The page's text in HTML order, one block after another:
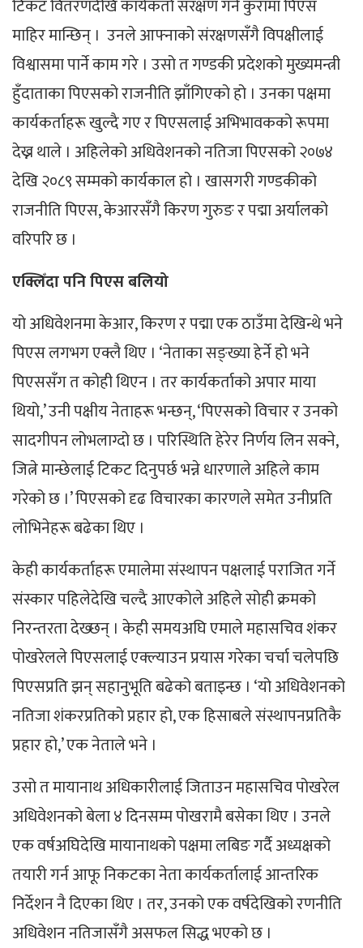
टिकट वितरणदेखि कार्यकर्ता संरक्षण गर्ने कुरामा पिएस
माहिर मान्छिन् । उनले आफ्नाको संरक्षणसँगै विपक्षीलाई
विश्वासमा पार्ने काम गरे । उसो त गण्डकी प्रदेशको मुख्यमन्त्री
हुँदाताका पिएसको राजनीति झाँगिएको हो । उनका पक्षमा
कार्यकर्ताहरू खुल्दै गए र पिएसलाई अभिभावकको रूपमा
देख्न थाले । अहिलेको अधिवेशनको नतिजा पिएसको २०७४
देखि २०८९ सम्मको कार्यकाल हो । खासगरी गण्डकीको
राजनीति पिएस, केआरसँगै किरण गुरुङ र पद्मा अर्यालको
वरिपरि छ ।
एक्लिँदा पनि पिएस बलियो
यो अधिवेशनमा केआर, किरण र पद्मा एक ठाउँमा देखिन्थे भने
पिएस लगभग एक्लै थिए । ‘नेताका सङ्ख्या हेर्ने हो भने
पिएससँग त कोही थिएन । तर कार्यकर्ताको अपार माया
थियो,’ उनी पक्षीय नेताहरू भन्छन्, ‘पिएसको विचार र उनको
सादगीपन लोभलाग्दो छ । परिस्थिति हेरेर निर्णय लिन सक्ने,
जित्ने मान्छेलाई टिकट दिनुपर्छ भन्ने धारणाले अहिले काम
गरेको छ ।’ पिएसको दृढ विचारका कारणले समेत उनीप्रति
लोभिनेहरू बढेका थिए ।
केही कार्यकर्ताहरू एमालेमा संस्थापन पक्षलाई पराजित गर्ने
संस्कार पहिलेदेखि चल्दै आएकोले अहिले सोही क्रमको
निरन्तरता देख्छन् । केही समयअघि एमाले महासचिव शंकर
पोखरेलले पिएसलाई एक्ल्याउन प्रयास गरेका चर्चा चलेपछि
पिएसप्रति झन् सहानुभूति बढेको बताइन्छ । ‘यो अधिवेशनको
नतिजा शंकरप्रतिको प्रहार हो, एक हिसाबले संस्थापनप्रतिकै
प्रहार हो,’ एक नेताले भने ।
उसो त मायानाथ अधिकारीलाई जिताउन महासचिव पोखरेल
अधिवेशनको बेला ४ दिनसम्म पोखरामै बसेका थिए । उनले
एक वर्षअघिदेखि मायानाथको पक्षमा लबिङ गर्दै अध्यक्षको
तयारी गर्न आफू निकटका नेता कार्यकर्तालाई आन्तरिक
निर्देशन नै दिएका थिए । तर, उनको एक वर्षदेखिको रणनीति
अधिवेशन नतिजासँगै असफल सिद्ध भएको छ ।